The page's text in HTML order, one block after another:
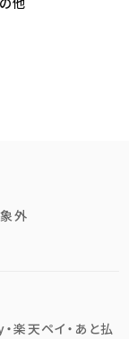
外
楽天ペイ・あと払